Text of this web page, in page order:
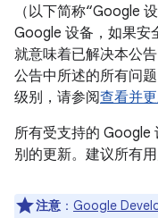
（以下简称“Google
Google 设备，如果安
就意味着已解决本公
公告中所述的所有问
级别，请参阅查看并
所有受支持的
别的更新。建议所有
注意 ： Google